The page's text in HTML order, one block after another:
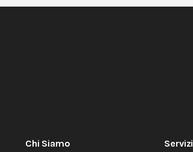
Chi Siamo Servizi